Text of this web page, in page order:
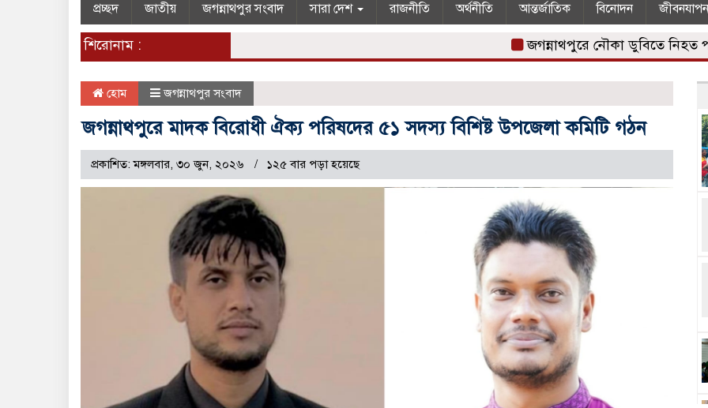
প্রচ্ছদ জাতীয় জগন্নাথপুর সংবাদ সারা দেশ রাজনীতি অর্থনীতি আন্তর্জাতিক বিনোদন
শিরোনাম : জগন্নাথপুরে নৌকা ডুবিতে নিহত
হোম জগন্নাথপুর সংবাদ
জগন্নাথপুরে মাদক বিরোধী ঐক্য পরিষদের ৫১ সদস্য বিশিষ্ট উপজেলা কমিটি গঠন
প্রকাশিত: মঙ্গলবার, ৩০ জুন, ২০২৬ ১২৫ বার পড়া হয়েছে